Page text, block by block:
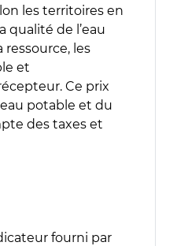
les territoires en
qualité de l’eau
les
et
Ce prix
potable et du
des taxes et
fourni par